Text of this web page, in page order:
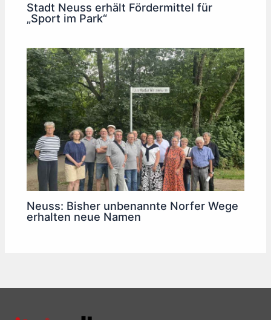
Stadt Neuss erhält Fördermittel für
„Sport im Park“
Neuss: Bisher unbenannte Norfer Wege
erhalten neue Namen